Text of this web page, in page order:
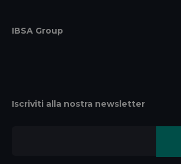
IBSA Group
Iscriviti alla nostra newsletter